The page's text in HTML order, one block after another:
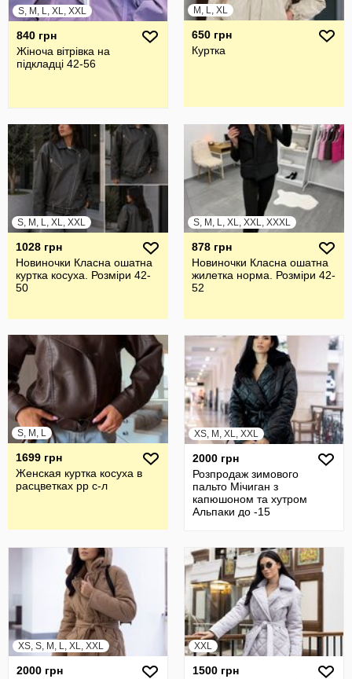
S, M, L, XL, XXL
840 грн
Жіноча вітрівка на
підкладці 42-56
M, L, XL
650 грн
Куртка
S, M, L, XL, XXL
1028 грн
Новиночки Класна ошатна
куртка косуха. Розміри 42-
50
S, M, L, XL, XXL, XXXL
878 грн
Новиночки Класна ошатна
жилетка норма. Розміри 42-
52
S, M, L
1699 грн
Женская куртка косуха в
расцветках рр с-л
XS, M, XL, XXL
2000 грн
Розпродаж зимового
пальто Мічиган з
капюшоном та хутром
Альпаки до -15
XS, S, M, L, XL, XXL
2000 грн
XXL
1500 грн